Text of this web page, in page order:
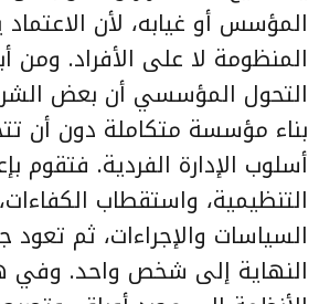
المؤسس أو غيابه، لأن
المنظومة لا على الأفراد. ومن
التحول المؤسسي أن بعض
بناء مؤسسة متكاملة دون أن
أسلوب الإدارة الفردية. فتقوم
التنظيمية، واستقطاب
السياسات والإجراءات، ثم تعود
النهاية إلى شخص واحد. وفي